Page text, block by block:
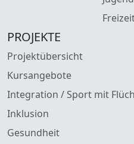
PROJEKTE
Projektübersicht
Kursangebote
Integration / Sport mit
Inklusion
Gesundheit